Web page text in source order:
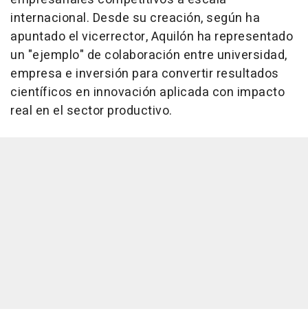
internacional. Desde su creación, según ha
apuntado el vicerrector, Aquilón ha representado
un "ejemplo" de colaboración entre universidad,
empresa e inversión para convertir resultados
científicos en innovación aplicada con impacto
real en el sector productivo.